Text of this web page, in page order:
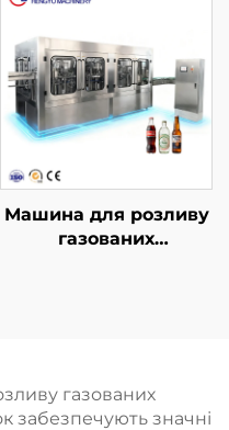
Машина для розливу
газованих
газованих
забезпечують значні